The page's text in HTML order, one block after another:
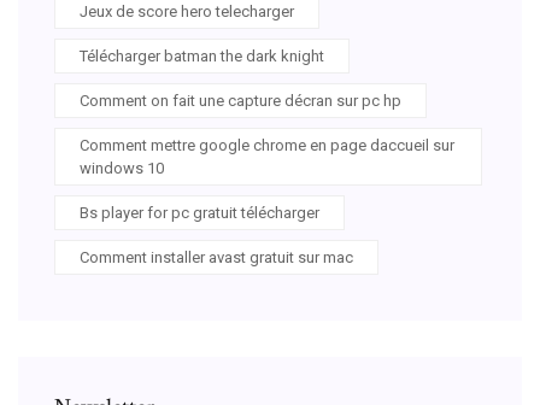
Jeux de score hero telecharger
Télécharger batman the dark knight
Comment on fait une capture décran sur pc hp
Comment mettre google chrome en page daccueil sur
windows 10
Bs player for pc gratuit télécharger
Comment installer avast gratuit sur mac